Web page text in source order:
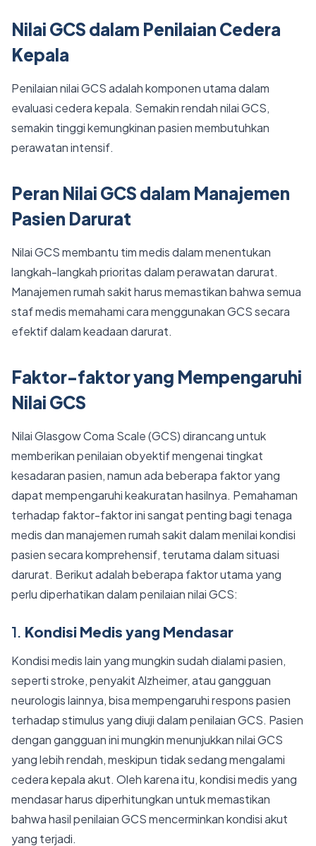
Nilai GCS dalam Penilaian Cedera
Kepala
Penilaian nilai GCS adalah komponen utama dalam
evaluasi cedera kepala. Semakin rendah nilai GCS,
semakin tinggi kemungkinan pasien membutuhkan
perawatan intensif.
Peran Nilai GCS dalam Manajemen
Pasien Darurat
Nilai GCS membantu tim medis dalam menentukan
langkah-langkah prioritas dalam perawatan darurat.
Manajemen rumah sakit harus memastikan bahwa semua
staf medis memahami cara menggunakan GCS secara
efektif dalam keadaan darurat.
Faktor-faktor yang Mempengaruhi
Nilai GCS
Nilai Glasgow Coma Scale (GCS) dirancang untuk
memberikan penilaian obyektif mengenai tingkat
kesadaran pasien, namun ada beberapa faktor yang
dapat mempengaruhi keakuratan hasilnya. Pemahaman
terhadap faktor-faktor ini sangat penting bagi tenaga
medis dan manajemen rumah sakit dalam menilai kondisi
pasien secara komprehensif, terutama dalam situasi
darurat. Berikut adalah beberapa faktor utama yang
perlu diperhatikan dalam penilaian nilai GCS:
1. Kondisi Medis yang Mendasar
Kondisi medis lain yang mungkin sudah dialami pasien,
seperti stroke, penyakit Alzheimer, atau gangguan
neurologis lainnya, bisa mempengaruhi respons pasien
terhadap stimulus yang diuji dalam penilaian GCS. Pasien
dengan gangguan ini mungkin menunjukkan nilai GCS
yang lebih rendah, meskipun tidak sedang mengalami
cedera kepala akut. Oleh karena itu, kondisi medis yang
mendasar harus diperhitungkan untuk memastikan
bahwa hasil penilaian GCS mencerminkan kondisi akut
yang terjadi.